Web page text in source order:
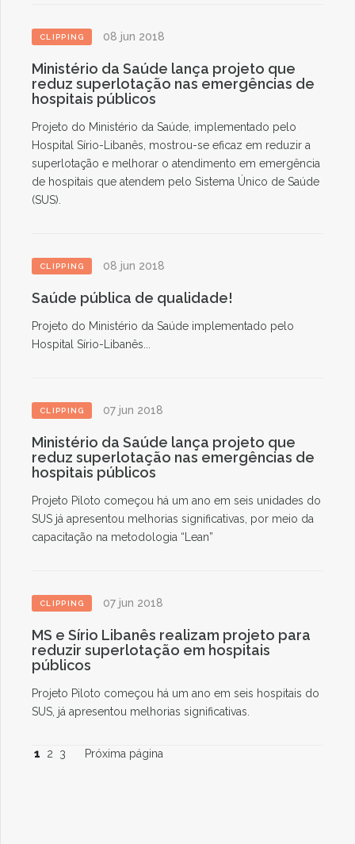
CLIPPING 08 jun 2018
Ministério da Saúde lança projeto que
reduz superlotação nas emergências de
hospitais públicos
Projeto do Ministério da Saúde, implementado pelo
Hospital Sírio-Libanês, mostrou-se eficaz em reduzir a
superlotação e melhorar o atendimento em emergência
de hospitais que atendem pelo Sistema Único de Saúde
(SUS).
CLIPPING 08 jun 2018
Saúde pública de qualidade!
Projeto do Ministério da Saúde implementado pelo
Hospital Sírio-Libanês...
CLIPPING 07 jun 2018
Ministério da Saúde lança projeto que
reduz superlotação nas emergências de
hospitais públicos
Projeto Piloto começou há um ano em seis unidades do
SUS já apresentou melhorias significativas, por meio da
capacitação na metodologia “Lean”
CLIPPING 07 jun 2018
MS e Sírio Libanês realizam projeto para
reduzir superlotação em hospitais
públicos
Projeto Piloto começou há um ano em seis hospitais do
SUS, já apresentou melhorias significativas.
1 2 3 Próxima página